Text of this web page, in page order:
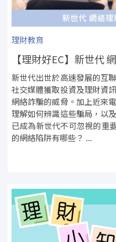
理財教育
【理財好EC】新世代
新世代出世於高速發展的互
社交媒體獲取投資及理財資
網絡詐騙的威脅。加上近來
理解如何辨識這些騙局，以
已成為新世代不可忽視的重
的網絡陷阱有哪些？ ...